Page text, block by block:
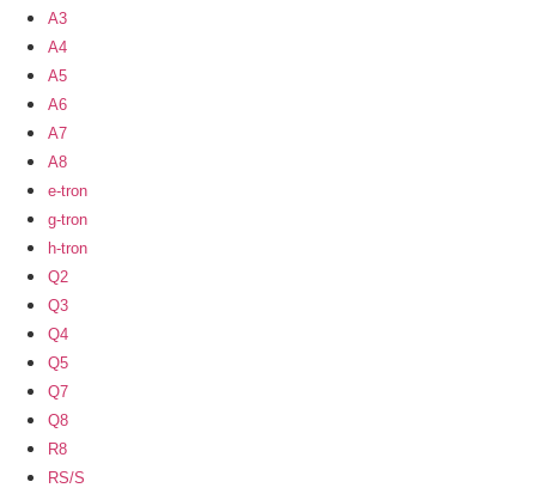
A3
A4
A5
A6
A7
A8
e-tron
g-tron
h-tron
Q2
Q3
Q4
Q5
Q7
Q8
R8
RS/S